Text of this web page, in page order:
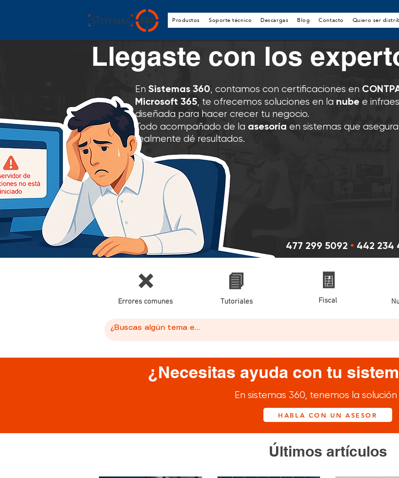
Productos Soporte técnico Descargas Blog Contacto Quiero ser
Llegaste con los
En Sistemas 360, contamos con certificaciones en
Microsoft 365, te ofrecemos soluciones en la nube e
diseñada para hacer crecer tu negocio.
Todo acompañado de la asesoría en sistemas que
realmente dé resultados.
477 299 5092 • 442 234
❌
Errores comunes
📘
Tutoriales
🧾
Fiscal
¿Necesitas ayuda con tu
En sistemas 360, tenemos la
HABLA CON UN ASESOR
Últimos artículos